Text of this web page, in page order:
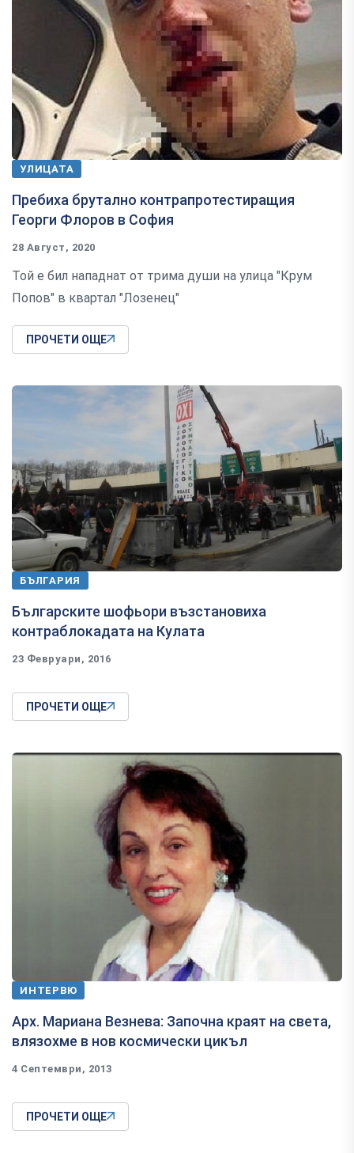
УЛИЦАТА
Пребиха брутално контрапротестиращия
Георги Флоров в София
28 Август, 2020
Той е бил нападнат от трима души на улица "Крум
Попов" в квартал "Лозенец"
ПРОЧЕТИ ОЩЕ
БЪЛГАРИЯ
Българските шофьори възстановиха
контраблокадата на Кулата
23 Февруари, 2016
ПРОЧЕТИ ОЩЕ
ИНТЕРВЮ
Арх. Мариана Везнева: Започна краят на света,
влязохме в нов космически цикъл
4 Септември, 2013
ПРОЧЕТИ ОЩЕ